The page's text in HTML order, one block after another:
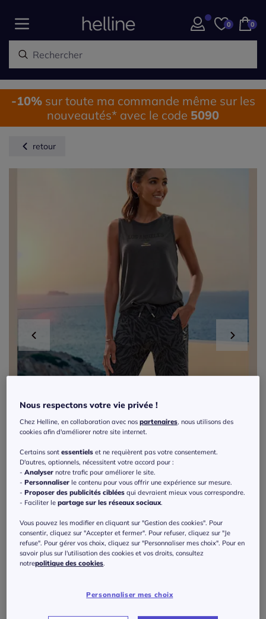
0 0
-10%sur toute ma commande même sur les
nouveautés* avec le code 5090
retour
Débardeur sportif à col rond avec logo
discret et coupe décontractée
Nous respectons votre vie privée !
Chez Helline, en collaboration avec nospartenaires, nous utilisons des
cookies afin d'améliorer notre site internet.
Certains sontessentiels et ne requièrent pas votre consentement.
D'autres, optionnels, nécessitent votre accord pour :
-Analyser notre trafic pour améliorer le site.
-Personnaliser le contenu pour vous offrir une expérience sur mesure.
-Proposer des publicités ciblées qui devraient mieux vous correspondre.
- Faciliter lepartage sur les réseaux sociaux.
Vous pouvez les modifier en cliquant sur "Gestion des cookies". Pour
consentir, cliquez sur "Accepter et fermer". Pour refuser, cliquez sur "Je
refuse". Pour gérer vos choix, cliquez sur "Personnaliser mes choix". Pour en
savoir plus sur l'utilisation des cookies et vos droits, consultez
notrepolitique des cookies.
Personnaliser mes choix